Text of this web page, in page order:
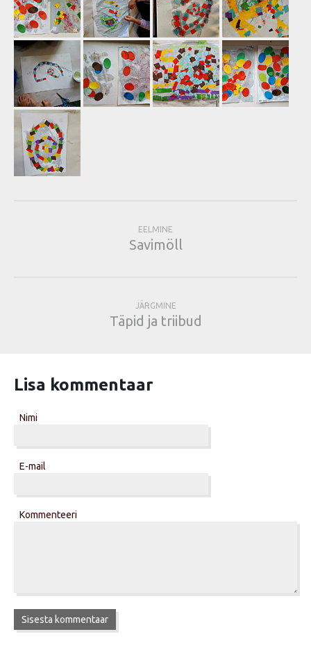
EELMINE
Savimöll
JÄRGMINE
Täpid ja triibud
Lisa kommentaar
Nimi
E-mail
Kommenteeri